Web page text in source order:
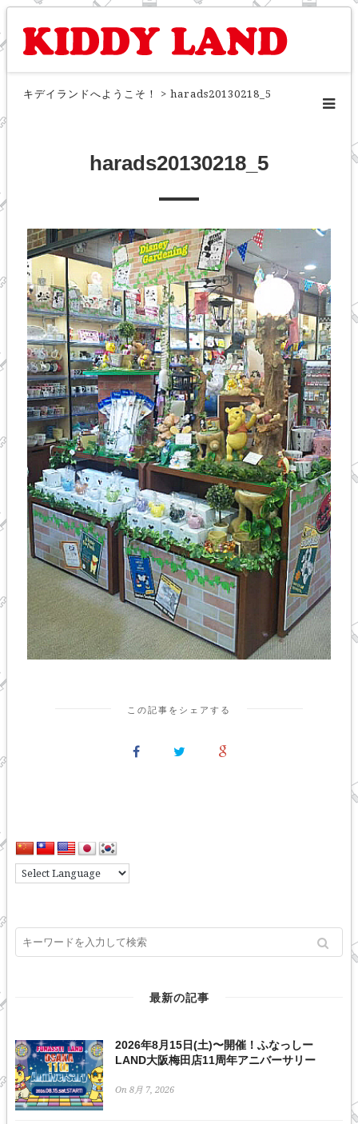
キデイランドへようこそ！ > harads20130218_5
harads20130218_5
この記事をシェアする
最新の記事
2026年8月15日(土)〜開催！ふなっしー
LAND大阪梅田店11周年アニバーサリー
On 8月 7, 2026